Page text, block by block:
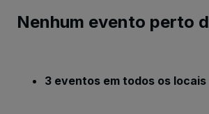
Nenhum evento perto
3 eventos em todos os locais